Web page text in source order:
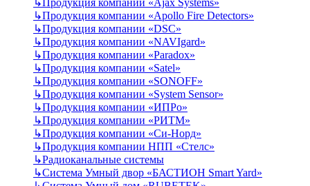
↳Продукция компании «Ajax Systems»
↳Продукция компании «Apollo Fire Detectors»
↳Продукция компании «DSC»
↳Продукция компании «NAVIgard»
↳Продукция компании «Paradox»
↳Продукция компании «Satel»
↳Продукция компании «SONOFF»
↳Продукция компании «System Sensor»
↳Продукция компании «ИПРо»
↳Продукция компании «РИТМ»
↳Продукция компании «Си-Норд»
↳Продукция компании НПП «Стелс»
↳Радиоканальные системы
↳Система Умный двор «БАСТИОН Smart Yard»